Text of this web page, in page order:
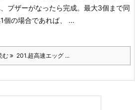
ブザーがなったら完成。 最大3個まで同
個の場合であれば、 ...
む 201.超高速エッグ ...